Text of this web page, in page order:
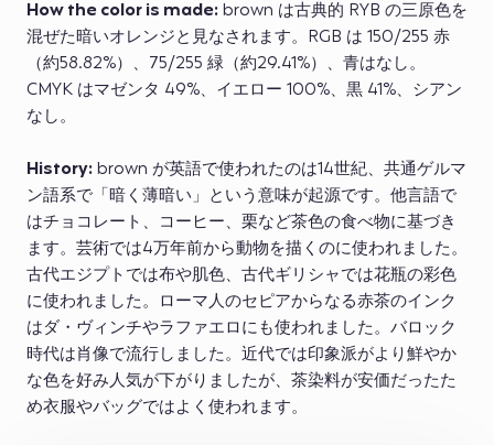
How the color is made:brown は古典的 RYB の三原色を
混ぜた暗いオレンジと見なされます。RGB は 150/255 赤
（約58.82%）、75/255 緑（約29.41%）、青はなし。
CMYK はマゼンタ 49%、イエロー 100%、黒 41%、シアン
なし。
History:brown が英語で使われたのは14世紀、共通ゲルマ
ン語系で「暗く薄暗い」という意味が起源です。他言語で
はチョコレート、コーヒー、栗など茶色の食べ物に基づき
ます。芸術では4万年前から動物を描くのに使われました。
古代エジプトでは布や肌色、古代ギリシャでは花瓶の彩色
に使われました。ローマ人のセピアからなる赤茶のインク
はダ・ヴィンチやラファエロにも使われました。バロック
時代は肖像で流行しました。近代では印象派がより鮮やか
な色を好み人気が下がりましたが、茶染料が安価だったた
め衣服やバッグではよく使われます。